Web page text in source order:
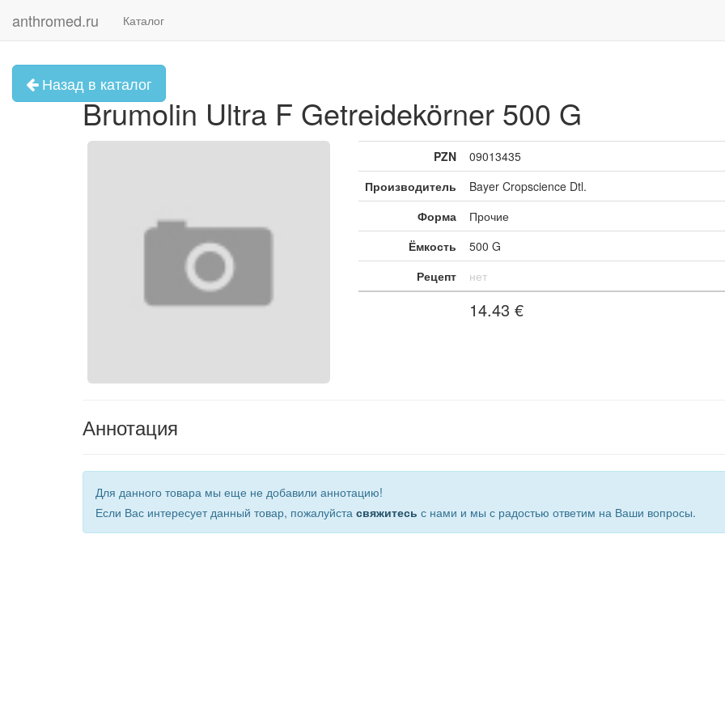
anthromed.ru Каталог
Назад в каталог
Brumolin Ultra F Getreidekörner 500 G
PZN
09013435
Производитель
Bayer Cropscience Dtl.
Форма
Прочие
Ёмкость
500 G
Рецепт
нет
14.43 €
Аннотация
Для данного товара мы еще не добавили аннотацию!
Если Вас интересует данный товар, пожалуйста свяжитесь с нами и мы с радостью ответим на Ваши вопросы.